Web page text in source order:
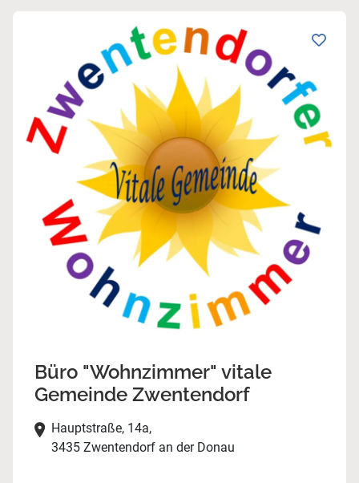
Büro "Wohnzimmer" vitale
Gemeinde Zwentendorf
Hauptstraße, 14a,
3435 Zwentendorf an der Donau